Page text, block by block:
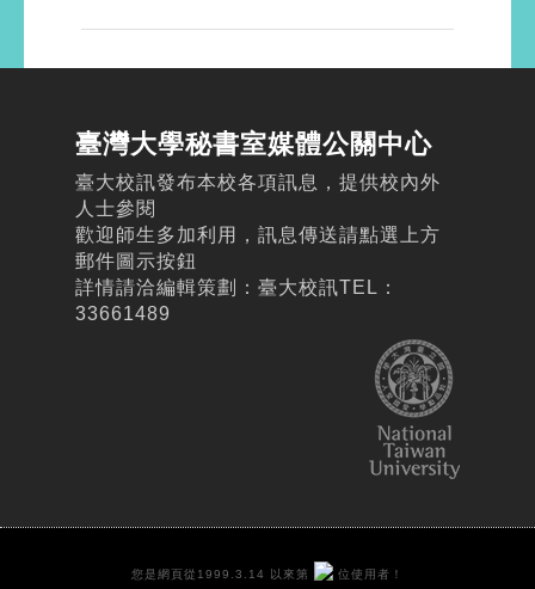
臺灣大學秘書室媒體公關中心
臺大校訊發布本校各項訊息，提供校內外
人士參閱
歡迎師生多加利用，訊息傳送請點選上方
郵件圖示按鈕
詳情請洽編輯策劃：臺大校訊TEL：
33661489
您是網頁從1999.3.14 以來第 位使用者！